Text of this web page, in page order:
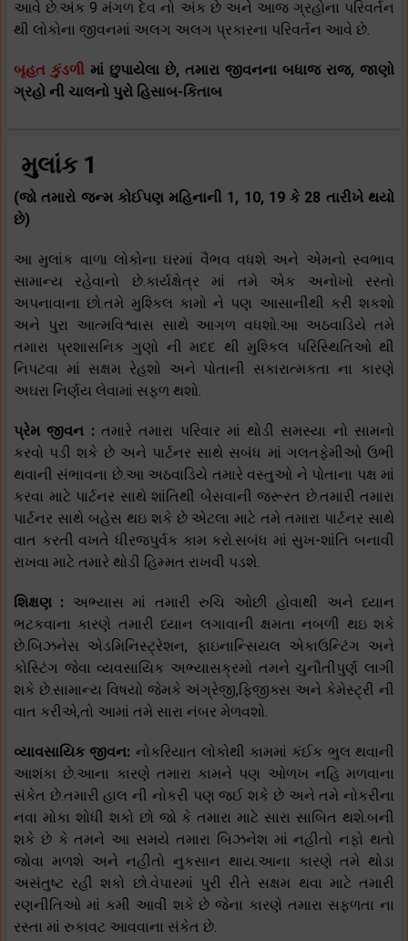
આવે છે.અંક 9 મંગળ દેવ નો અંક છે અને આજ ગ્રહોના પરિવર્તન
થી લોકોના જીવનમાં અલગ અલગ પ્રકારના પરિવર્તન આવે છે.
બૃહત કુંડળી માં છુપાયેલા છે, તમારા જીવનના બધાજ રાજ, જાણો
ગ્રહો ની ચાલનો પુરો હિસાબ-કિતાબ
મુલાંક 1
(જો તમારો જન્મ કોઈપણ મહિનાની 1, 10, 19 કે 28 તારીખે થયો
છે)
આ મુલાંક વાળા લોકોના ઘરમાં વૈભવ વધશે અને એમનો સ્વભાવ
સામાન્ય રહેવાનો છે.કાર્યક્ષેત્ર માં તમે એક અનોખો રસ્તો
અપનાવાના છો.તમે મુશ્કિલ કામો ને પણ આસાનીથી કરી શકશો
અને પુરા આત્મવિશ્વાસ સાથે આગળ વધશો.આ અઠવાડિયે તમે
તમારા પ્રશાસનિક ગુણો ની મદદ થી મુશ્કિલ પરિસ્થિતિઓ થી
નિપટવા માં સક્ષમ રેહશો અને પોતાની સકારાત્મકતા ના કારણે
અઘરા નિર્ણય લેવામાં સફળ થશો.
પ્રેમ જીવન : તમારે તમારા પરિવાર માં થોડી સમસ્યા નો સામનો
કરવો પડી શકે છે અને પાર્ટનર સાથે સબંધ માં ગલતફેમીઓ ઉભી
થવાની સંભાવના છે.આ અઠવાડિયે તમારે વસ્તુઓ ને પોતાના પક્ષ માં
કરવા માટે પાર્ટનર સાથે શાંતિથી બેસવાની જરૂરત છે.તમારી તમારા
પાર્ટનર સાથે બહેસ થઇ શકે છે એટલા માટે તમે તમારા પાર્ટનર સાથે
વાત કરતી વખતે ધીરજપુર્વક કામ કરો.સબંધ માં સુખ-શાંતિ બનાવી
રાખવા માટે તમારે થોડી હિમ્મત રાખવી પડશે.
શિક્ષણ : અભ્યાસ માં તમારી રુચિ ઓછી હોવાથી અને ધ્યાન
ભટકવાના કારણે તમારી ધ્યાન લગાવાની ક્ષમતા નબળી થઇ શકે
છે.બિઝનેસ એડમિનિસ્ટ્રેશન, ફાઇનાન્સિયલ એકાઉન્ટિંગ અને
કોસ્ટિંગ જેવા વ્યવસાયિક અભ્યાસક્રમો તમને ચુનૌતીપુર્ણ લાગી
શકે છે.સામાન્ય વિષયો જેમકે અંગ્રેજી,ફિજીક્સ અને કેમેસ્ટ્રી ની
વાત કરીએ,તો આમાં તમે સારા નંબર મેળવશો.
વ્યાવસાયિક જીવન: નોકરિયાત લોકોથી કામમાં કંઈક ભુલ થવાની
આશંકા છે.આના કારણે તમારા કામને પણ ઓળખ નહિ મળવાના
સંકેત છે.તમારી હાલ ની નોકરી પણ જઈ શકે છે અને તમે નોકરીના
નવા મોકા શોધી શકો છો જો કે તમારા માટે સારા સાબિત થશે.બની
શકે છે કે તમને આ સમયે તમારા બિઝનેશ માં નહીતો નફો થતો
જોવા મળશે અને નહીતો નુકસાન થાય.આના કારણે તમે થોડા
અસંતુષ્ટ રહી શકો છો.વેપારમાં પુરી રીતે સક્ષમ થવા માટે તમારી
રણનીતિઓ માં કમી આવી શકે છે જેના કારણે તમારા સફળતા ના
રસ્તા માં રુકાવટ આવવાના સંકેત છે.